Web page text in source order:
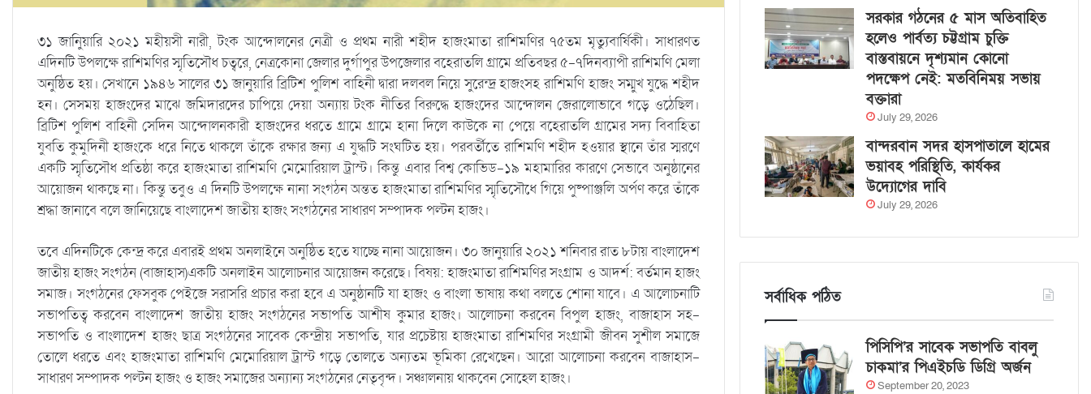
৩১ জানিুয়ারি ২০২১ মহীয়সী নারী, টংক আন্দোলনের নেত্রী ও প্রথম নারী শহীদ হাজংমাতা রাশিমণির ৭৫তম মৃত্যুবার্ষিকী। সাধারণত
এদিনটি উপলক্ষে রাশিমণির স্মৃতিসৌধ চত্বরে, নেত্রকোনা জেলার দুর্গাপুর উপজেলার বহেরাতলি গ্রামে প্রতিবছর ৫-৭দিনব্যাপী রাশিমণি মেলা
অনুষ্ঠিত হয়। সেখানে ১৯৪৬ সালের ৩১ জানুয়ারি ব্রিটিশ পুলিশ বাহিনী দ্বারা দলবল নিয়ে সুরেন্দ্র হাজংসহ রাশিমণি হাজং সম্মুখ যুদ্ধে শহীদ
হন। সেসময় হাজংদের মাঝে জমিদারদের চাপিয়ে দেয়া অন্যায় টংক নীতির বিরুদ্ধে হাজংদের আন্দোলন জেরালোভাবে গড়ে ওঠেছিল।
ব্রিটিশ পুলিশ বাহিনী সেদিন আন্দোলনকারী হাজংদের ধরতে গ্রামে গ্রামে হানা দিলে কাউকে না পেয়ে বহেরাতলি গ্রামের সদ্য বিবাহিতা
যুবতি কুমুদিনী হাজংকে ধরে নিতে থাকলে তাঁকে রক্ষার জন্য এ যুদ্ধটি সংঘটিত হয়। পরবর্তীতে রাশিমণি শহীদ হওয়ার স্থানে তাঁর স্মরণে
একটি স্মৃতিসৌধ প্রতিষ্ঠা করে হাজংমাতা রাশিমণি মেমোরিয়াল ট্রাস্ট। কিন্তু এবার বিশ্ব কোভিড-১৯ মহামারির কারণে সেভাবে অনুষ্ঠানের
আয়োজন থাকছে না। কিন্তু তবুও এ দিনটি উপলক্ষে নানা সংগঠন অন্তত হাজংমাতা রাশিমণির স্মৃতিসৌধে গিয়ে পুষ্পাঞ্জলি অর্পণ করে তাঁকে
শ্রদ্ধা জানাবে বলে জানিয়েছে বাংলাদেশ জাতীয় হাজং সংগঠনের সাধারণ সম্পাদক পল্টন হাজং।
তবে এদিনটিকে কেন্দ্র করে এবারই প্রথম অনলাইনে অনুষ্ঠিত হতে যাচ্ছে নানা আয়োজন। ৩০ জানুয়ারি ২০২১ শনিবার রাত ৮টায় বাংলাদেশ
জাতীয় হাজং সংগঠন (বাজাহাস)একটি অনলাইন আলোচনার আয়োজন করেছে। বিষয়: হাজংমাতা রাশিমণির সংগ্রাম ও আদর্শ: বর্তমান হাজং
সমাজ। সংগঠনের ফেসবুক পেইজে সরাসরি প্রচার করা হবে এ অনুষ্ঠানটি যা হাজং ও বাংলা ভাষায় কথা বলতে শোনা যাবে। এ আলোচনাটি
সভাপতিত্ব করবেন বাংলাদেশ জাতীয় হাজং সংগঠনের সভাপতি আশীষ কুমার হাজং। আলোচনা করবেন বিপুল হাজং, বাজাহাস সহ-
সভাপতি ও বাংলাদেশ হাজং ছাত্র সংগঠনের সাবেক কেন্দ্রীয় সভাপতি, যার প্রচেষ্টায় হাজংমাতা রাশিমণির সংগ্রামী জীবন সুশীল সমাজে
তোলে ধরতে এবং হাজংমাতা রাশিমণি মেমোরিয়াল ট্রাস্ট গড়ে তোলতে অন্যতম ভূমিকা রেখেছেন। আরো আলোচনা করবেন বাজাহাস-
সাধারণ সম্পাদক পল্টন হাজং ও হাজং সমাজের অন্যান্য সংগঠনের নেতৃবৃন্দ। সঞ্চালনায় থাকবেন সোহেল হাজং।
সরকার গঠনের ৫ মাস অতিবাহিত
হলেও পার্বত্য চট্টগ্রাম চুক্তি
বাস্তবায়নে দৃশ্যমান কোনো
পদক্ষেপ নেই: মতবিনিময় সভায়
বক্তারা
July 29, 2026
বান্দরবান সদর হাসপাতালে হামের
ভয়াবহ পরিস্থিতি, কার্যকর
উদ্যোগের দাবি
July 29, 2026
সর্বাধিক পঠিত
পিসিপি’র সাবেক সভাপতি বাবলু
চাকমা’র পিএইচডি ডিগ্রি অর্জন
September 20, 2023